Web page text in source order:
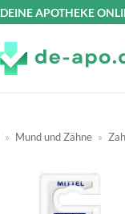
DEINE APOTHEKE
» Mund und Zähne »